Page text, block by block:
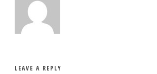
LEAVE A REPLY